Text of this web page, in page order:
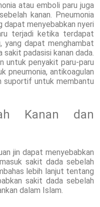
atau emboli paru juga
kanan. Pneumonia
dapat menyebabkan nyeri
terjadi ketika terdapat
yang dapat menghambat
sakit padasisi kanan dada.
untuk penyakit paru-paru
pneumonia, antikoagulan
suportif untuk membantu
Kanan dan
jin dapat menyebabkan
sakit dada sebelah
lebih lanjut tentang
sakit dada sebelah
dalam Islam.